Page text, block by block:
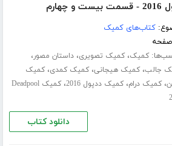
کتاب‌های کمیک
کمیک،کمیک تصویری،داستان مصور،
جالب،کمیک هیجانی،کمیک کمدی،کمیک
،کمیک درام،کمیک ددپول 2016 ،
کمیک Deadpool
دانلود کتاب